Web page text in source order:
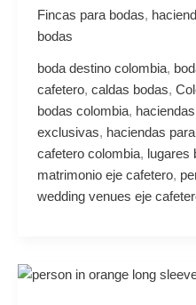
Fincas para bodas,
bodas
boda destino colombia,
cafetero, caldas bodas,
bodas colombia,
exclusivas, haciendas
cafetero colombia, lugares
matrimonio eje cafetero,
wedding venues eje
Trámites